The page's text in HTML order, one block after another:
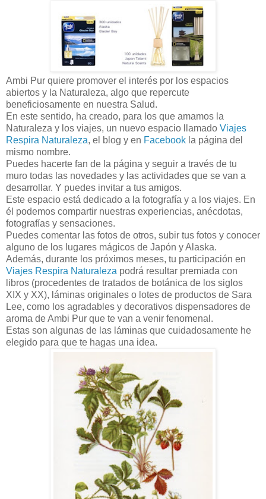
Ambi Pur quiere promover el interés por los espacios
abiertos y la Naturaleza, algo que repercute
beneficiosamente en nuestra Salud.
En este sentido, ha creado, para los que amamos la
Naturaleza y los viajes, un nuevo espacio llamado Viajes
Respira Naturaleza, el blog y en Facebook la página del
mismo nombre.
Puedes hacerte fan de la página y seguir a través de tu
muro todas las novedades y las actividades que se van a
desarrollar. Y puedes invitar a tus amigos.
Este espacio está dedicado a la fotografía y a los viajes. En
él podemos compartir nuestras experiencias, anécdotas,
fotografías y sensaciones.
Puedes comentar las fotos de otros, subir tus fotos y conocer
alguno de los lugares mágicos de Japón y Alaska.
Además, durante los próximos meses, tu participación en
Viajes Respira Naturaleza podrá resultar premiada con
libros (procedentes de tratados de botánica de los siglos
XIX y XX), láminas originales o lotes de productos de Sara
Lee, como los agradables y decorativos dispensadores de
aroma de Ambi Pur que te van a venir fenomenal.
Estas son algunas de las láminas que cuidadosamente he
elegido para que te hagas una idea.